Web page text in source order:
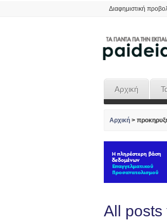
Διαφημιστική
Αρχική
Αρχική >
All posts